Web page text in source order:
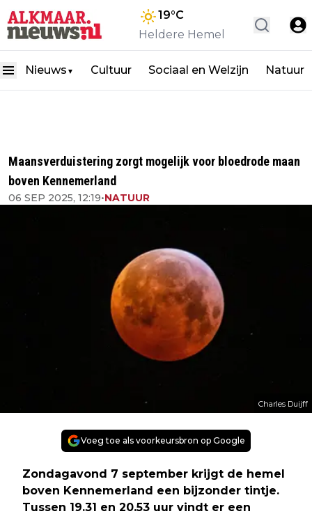
19°C
Heldere Hemel
Nieuws ▼ Cultuur Sociaal en Welzijn Natuur
Maansverduistering zorgt mogelijk voor bloedrode maan
boven Kennemerland
06 SEP 2025, 12:19•NATUUR
Charles Duijff
Voeg toe als voorkeursbron op Google
Zondagavond 7 september krijgt de hemel
boven Kennemerland een bijzonder tintje.
Tussen 19.31 en 20.53 uur vindt er een